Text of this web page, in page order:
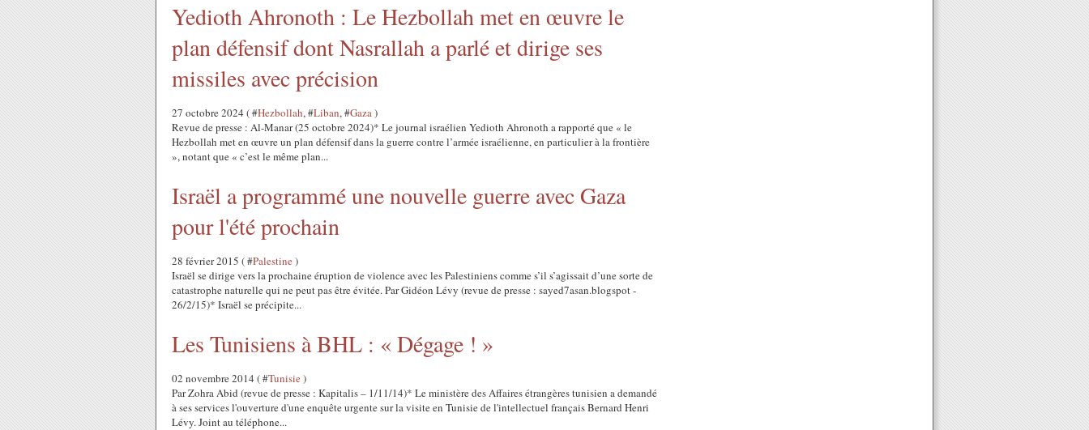
Yedioth Ahronoth : Le Hezbollah met en œuvre le
plan défensif dont Nasrallah a parlé et dirige ses
missiles avec précision
27 octobre 2024 ( #Hezbollah, #Liban, #Gaza)
Revue de presse : Al-Manar (25 octobre 2024)* Le journal israélien Yedioth Ahronoth a rapporté que « le
Hezbollah met en œuvre un plan défensif dans la guerre contre l’armée israélienne, en particulier à la frontière
», notant que « c’est le même plan...
Israël a programmé une nouvelle guerre avec Gaza
pour l'été prochain
28 février 2015 ( #Palestine)
Israël se dirige vers la prochaine éruption de violence avec les Palestiniens comme s’il s’agissait d’une sorte de
catastrophe naturelle qui ne peut pas être évitée. Par Gidéon Lévy (revue de presse : sayed7asan.blogspot -
26/2/15)* Israël se précipite...
Les Tunisiens à BHL : « Dégage ! »
02 novembre 2014 ( #Tunisie)
Par Zohra Abid (revue de presse : Kapitalis – 1/11/14)* Le ministère des Affaires étrangères tunisien a demandé
à ses services l'ouverture d'une enquête urgente sur la visite en Tunisie de l'intellectuel français Bernard Henri
Lévy. Joint au téléphone...